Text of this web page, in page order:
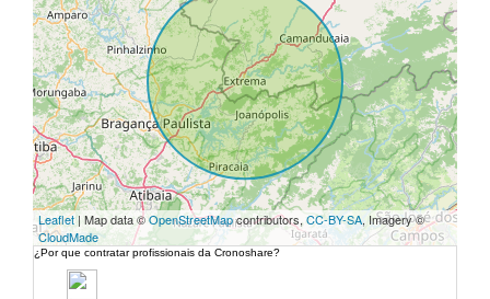
Leaflet| Map data ©OpenStreetMapcontributors, CC-BY-SA, Imagery ©
CloudMade
¿Por que contratar profissionais da Cronoshare?